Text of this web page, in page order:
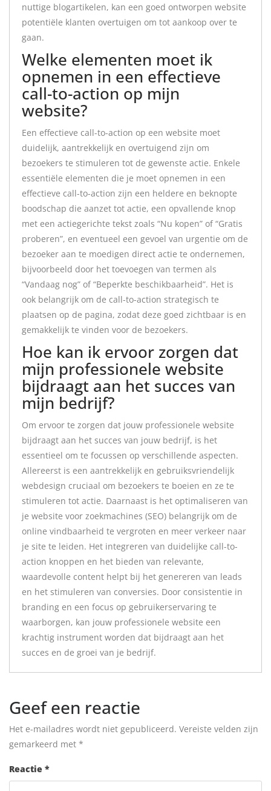
nuttige blogartikelen, kan een goed ontworpen website
potentiële klanten overtuigen om tot aankoop over te
gaan.
Welke elementen moet ik
opnemen in een effectieve
call-to-action op mijn
website?
Een effectieve call-to-action op een website moet
duidelijk, aantrekkelijk en overtuigend zijn om
bezoekers te stimuleren tot de gewenste actie. Enkele
essentiële elementen die je moet opnemen in een
effectieve call-to-action zijn een heldere en beknopte
boodschap die aanzet tot actie, een opvallende knop
met een actiegerichte tekst zoals “Nu kopen” of “Gratis
proberen”, en eventueel een gevoel van urgentie om de
bezoeker aan te moedigen direct actie te ondernemen,
bijvoorbeeld door het toevoegen van termen als
“Vandaag nog” of “Beperkte beschikbaarheid”. Het is
ook belangrijk om de call-to-action strategisch te
plaatsen op de pagina, zodat deze goed zichtbaar is en
gemakkelijk te vinden voor de bezoekers.
Hoe kan ik ervoor zorgen dat
mijn professionele website
bijdraagt aan het succes van
mijn bedrijf?
Om ervoor te zorgen dat jouw professionele website
bijdraagt aan het succes van jouw bedrijf, is het
essentieel om te focussen op verschillende aspecten.
Allereerst is een aantrekkelijk en gebruiksvriendelijk
webdesign cruciaal om bezoekers te boeien en ze te
stimuleren tot actie. Daarnaast is het optimaliseren van
je website voor zoekmachines (SEO) belangrijk om de
online vindbaarheid te vergroten en meer verkeer naar
je site te leiden. Het integreren van duidelijke call-to-
action knoppen en het bieden van relevante,
waardevolle content helpt bij het genereren van leads
en het stimuleren van conversies. Door consistentie in
branding en een focus op gebruikerservaring te
waarborgen, kan jouw professionele website een
krachtig instrument worden dat bijdraagt aan het
succes en de groei van je bedrijf.
Geef een reactie
Het e-mailadres wordt niet gepubliceerd. Vereiste velden zijn
gemarkeerd met *
Reactie *